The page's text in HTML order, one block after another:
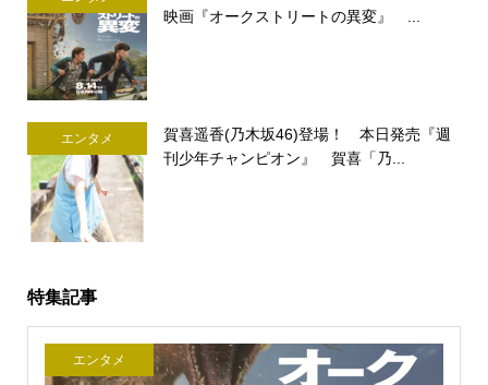
映画『オークストリートの異変』 ...
エンタメ
賀喜遥香(乃木坂46)登場！ 本日発売『週
刊少年チャンピオン』 賀喜「乃...
特集記事
エンタメ